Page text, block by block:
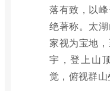
落有致，以
绝著称。太
家视为宝地
宇，登上山
觉，俯视群山